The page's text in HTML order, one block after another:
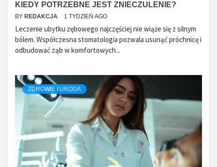
KIEDY POTRZEBNE JEST ZNIECZULENIE?
BY REDAKCJA 1 TYDZIEŃ AGO
Leczenie ubytku zębowego najczęściej nie wiąże się z silnym
bólem. Współczesna stomatologia pozwala usunąć próchnicę i
odbudować ząb w komfortowych...
ZDROWIE I URODA